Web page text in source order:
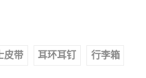
皮带 耳环耳钉 行李箱